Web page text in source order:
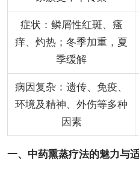
症状：鳞屑性红斑、瘙
痒、灼热；冬季加重，夏
季缓解
病因复杂：遗传、免疫、
环境及精神、外伤等多种
因素
一、中药熏蒸疗法的魅力与